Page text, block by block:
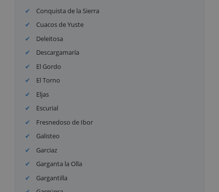
Conquista de la Sierra
Cuacos de Yuste
Deleitosa
Descargamaría
El Gordo
El Torno
Eljas
Escurial
Fresnedoso de Ibor
Galisteo
Garciaz
Garganta la Olla
Gargantilla